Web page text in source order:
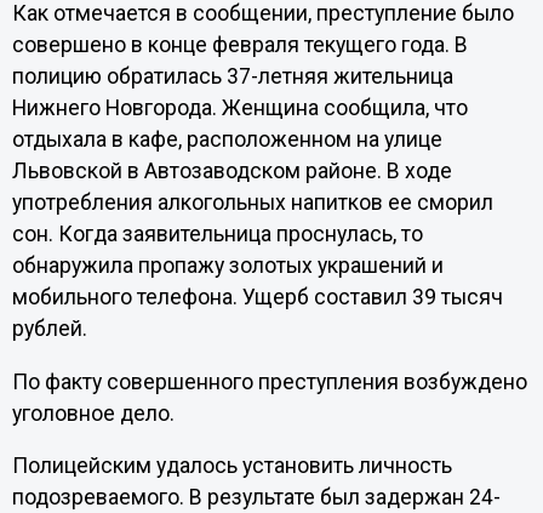
Как отмечается в сообщении, преступление было
совершено в конце февраля текущего года. В
полицию обратилась 37-летняя жительница
Нижнего Новгорода. Женщина сообщила, что
отдыхала в кафе, расположенном на улице
Львовской в Автозаводском районе. В ходе
употребления алкогольных напитков ее сморил
сон. Когда заявительница проснулась, то
обнаружила пропажу золотых украшений и
мобильного телефона. Ущерб составил 39 тысяч
рублей.
По факту совершенного преступления возбуждено
уголовное дело.
Полицейским удалось установить личность
подозреваемого. В результате был задержан 24-